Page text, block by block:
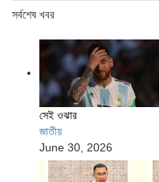
সর্বশেষ খবর
সেই ওঝার
জাতীয়
June 30, 2026